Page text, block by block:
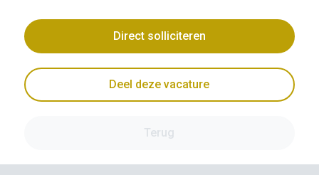
Direct solliciteren
Deel deze vacature
Terug